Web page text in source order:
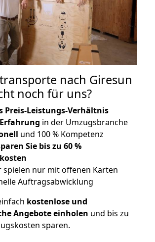
nach Giresun
noch für uns?
Preis-Leistungs-Verhältnis
Erfahrung in der Umzugsbranche
und 100 % Kompetenz
Sie bis zu 60 %
spielen nur mit offenen Karten
Auftragsabwicklung
kostenlose und
Angebote einholen und bis zu
sparen.